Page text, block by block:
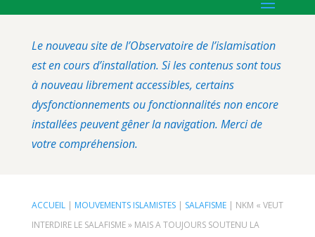
Le nouveau site de l’Observatoire de l’islamisation
est en cours d’installation. Si les contenus sont tous
à nouveau librement accessibles, certains
dysfonctionnements ou fonctionnalités non encore
installées peuvent gêner la navigation. Merci de
votre compréhension.
ACCUEIL| MOUVEMENTS ISLAMISTES| SALAFISME| NKM « VEUT
INTERDIRE LE SALAFISME » MAIS A TOUJOURS SOUTENU LA